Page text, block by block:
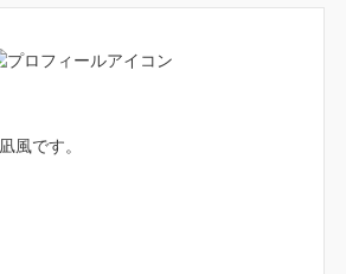
風です。